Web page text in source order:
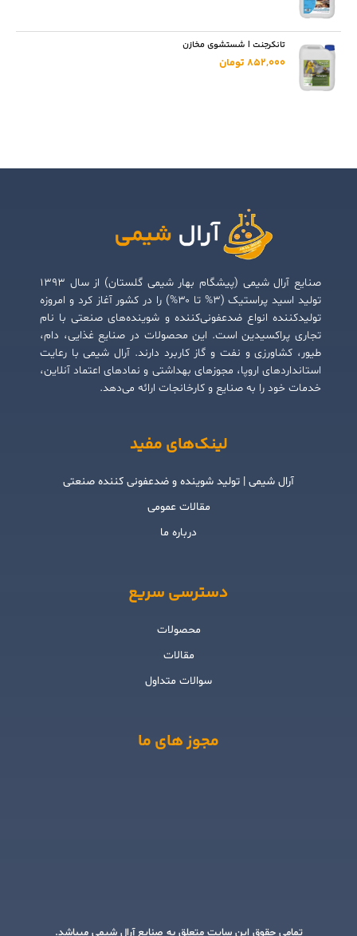
تانکرجنت | شستشوی مخازن
852,000 تومان
صنایع آرال شیمی (پیشگام بهار شیمی گلستان) از سال ۱۳۹۳
تولید اسید پراستیک (۳% تا ۳۰%) را در کشور آغاز کرد و امروزه
تولیدکننده انواع ضدعفونی‌کننده و شوینده‌های صنعتی با نام
تجاری پراکسیدین است. این محصولات در صنایع غذایی، دام،
طیور، کشاورزی و نفت و گاز کاربرد دارند. آرال شیمی با رعایت
استانداردهای اروپا، مجوزهای بهداشتی و نمادهای اعتماد آنلاین،
خدمات خود را به صنایع و کارخانجات ارائه می‌دهد.
لینک‌های مفید
آرال شیمی | تولید شوینده و ضدعفونی کننده صنعتی
مقالات عمومی
درباره ما
دسترسی سریع
محصولات
مقالات
سوالات متداول
مجوز های ما
تمامی حقوق این سایت متعلق به صنایع آرال شیمی میباشد.